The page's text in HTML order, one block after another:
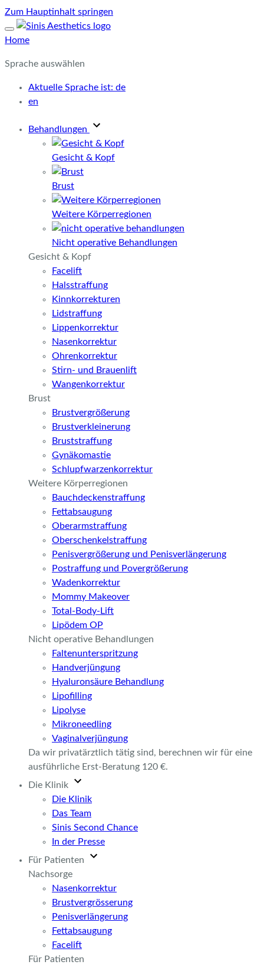
Zum Hauptinhalt springen
Home
Sprache auswählen
Aktuelle Sprache ist: de
en
Behandlungen
Gesicht & Kopf
Brust
Weitere Körperregionen
Nicht operative Behandlungen
Gesicht & Kopf
Facelift
Halsstraffung
Kinnkorrekturen
Lidstraffung
Lippenkorrektur
Nasenkorrektur
Ohrenkorrektur
Stirn- und Brauenlift
Wangenkorrektur
Brust
Brustvergrößerung
Brustverkleinerung
Bruststraffung
Gynäkomastie
Schlupfwarzenkorrektur
Weitere Körperregionen
Bauchdeckenstraffung
Fettabsaugung
Oberarmstraffung
Oberschenkelstraffung
Penisvergrößerung und Penisverlängerung
Postraffung und Povergrößerung
Wadenkorrektur
Mommy Makeover
Total-Body-Lift
Lipödem OP
Nicht operative Behandlungen
Faltenunterspritzung
Handverjüngung
Hyaluronsäure Behandlung
Lipofilling
Lipolyse
Mikroneedling
Vaginalverjüngung
Da wir privatärztlich tätig sind, berechnen wir für eine
ausführliche Erst-Beratung 120 €.
Die Klinik
Die Klinik
Das Team
Sinis Second Chance
In der Presse
Für Patienten
Nachsorge
Nasenkorrektur
Brustvergrösserung
Penisverlängerung
Fettabsaugung
Facelift
Für Patienten